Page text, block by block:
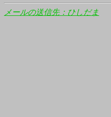
メールの送信先：ひしだま